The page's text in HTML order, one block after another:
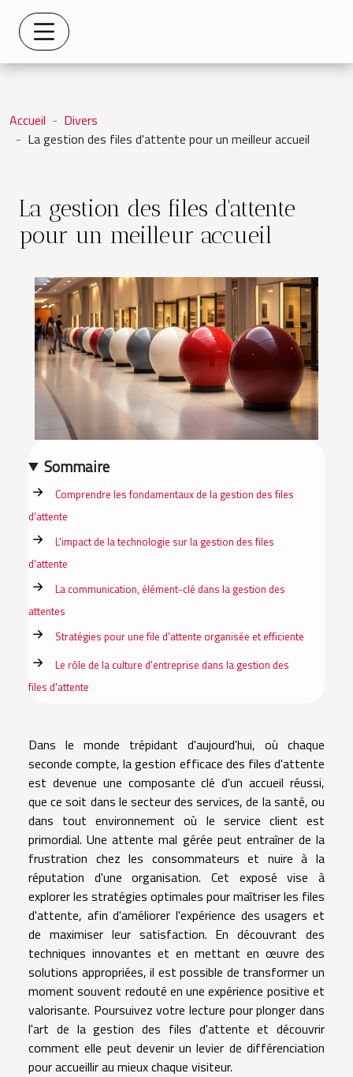
Accueil
Divers
La gestion des files d'attente pour un meilleur accueil
La gestion des files d'attente
pour un meilleur accueil
Sommaire
Comprendre les fondamentaux de la gestion des files
d'attente
L'impact de la technologie sur la gestion des files
d'attente
La communication, élément-clé dans la gestion des
attentes
Stratégies pour une file d'attente organisée et efficiente
Le rôle de la culture d'entreprise dans la gestion des
files d'attente
Dans le monde trépidant d'aujourd'hui, où chaque
seconde compte, la gestion efficace des files d'attente
est devenue une composante clé d'un accueil réussi,
que ce soit dans le secteur des services, de la santé, ou
dans tout environnement où le service client est
primordial. Une attente mal gérée peut entraîner de la
frustration chez les consommateurs et nuire à la
réputation d'une organisation. Cet exposé vise à
explorer les stratégies optimales pour maîtriser les files
d'attente, afin d'améliorer l'expérience des usagers et
de maximiser leur satisfaction. En découvrant des
techniques innovantes et en mettant en œuvre des
solutions appropriées, il est possible de transformer un
moment souvent redouté en une expérience positive et
valorisante. Poursuivez votre lecture pour plonger dans
l'art de la gestion des files d'attente et découvrir
comment elle peut devenir un levier de différenciation
pour accueillir au mieux chaque visiteur.